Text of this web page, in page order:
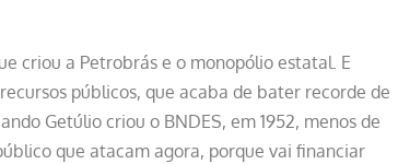
criou a Petrobrás e o monopólio estatal. E
públicos, que acaba de bater recorde de
Getúlio criou o BNDES, em 1952, menos de
que atacam agora, porque vai financiar